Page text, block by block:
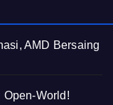
AMD Bersaing
Open-World!